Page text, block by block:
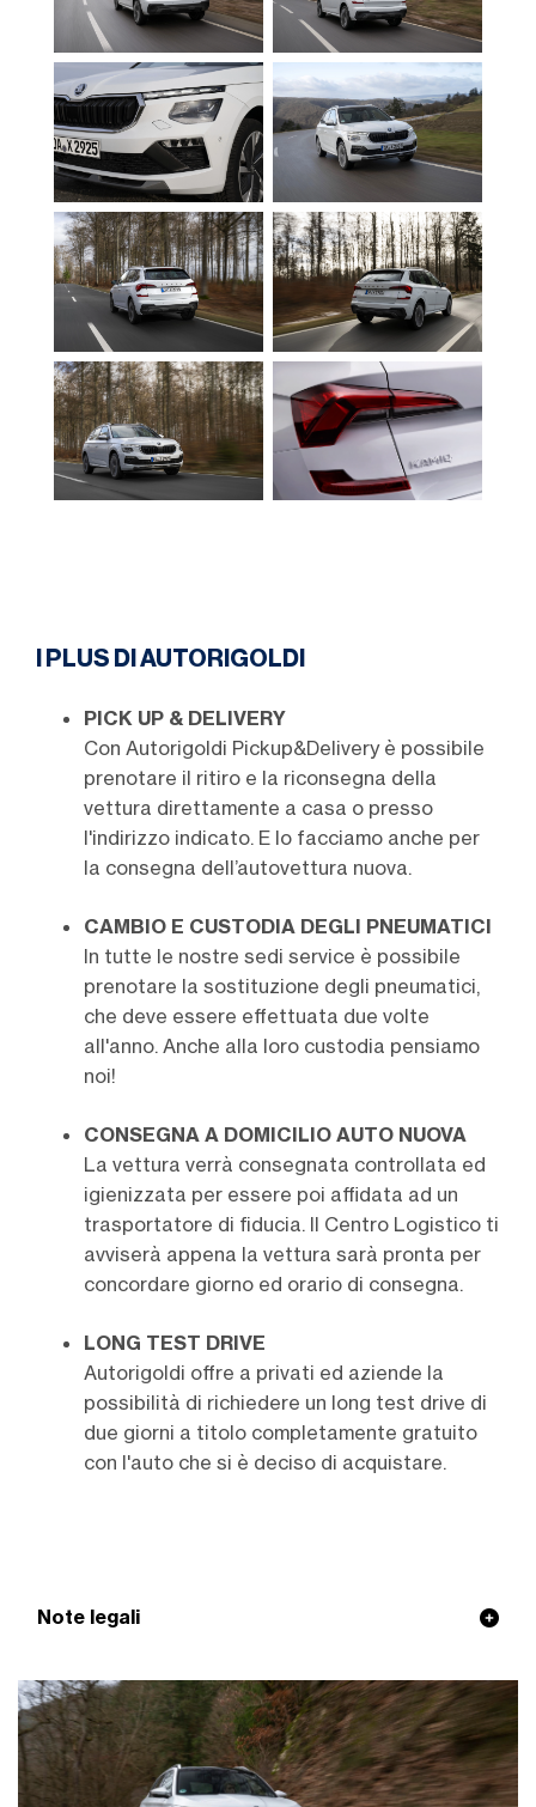
I PLUS DI AUTORIGOLDI
PICK UP & DELIVERY
Con Autorigoldi Pickup&Delivery è possibile
prenotare il ritiro e la riconsegna della
vettura direttamente a casa o presso
l'indirizzo indicato. E lo facciamo anche per
la consegna dell’autovettura nuova.
CAMBIO E CUSTODIA DEGLI PNEUMATICI
In tutte le nostre sedi service è possibile
prenotare la sostituzione degli pneumatici,
che deve essere effettuata due volte
all'anno. Anche alla loro custodia pensiamo
noi!
CONSEGNA A DOMICILIO AUTO NUOVA
La vettura verrà consegnata controllata ed
igienizzata per essere poi affidata ad un
trasportatore di fiducia. Il Centro Logistico ti
avviserà appena la vettura sarà pronta per
concordare giorno ed orario di consegna.
LONG TEST DRIVE
Autorigoldi offre a privati ed aziende la
possibilità di richiedere un long test drive di
due giorni a titolo completamente gratuito
con l'auto che si è deciso di acquistare.
Note legali